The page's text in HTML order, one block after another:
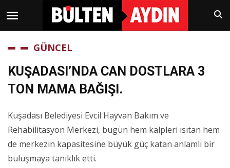
GÜNCEL
KUŞADASI’NDA CAN DOSTLARA 3
TON MAMA BAĞIŞI.
Kuşadası Belediyesi Evcil Hayvan Bakım ve
Rehabilitasyon Merkezi, bugün hem kalpleri ısıtan hem
de merkezin kapasitesine büyük güç katan anlamlı bir
buluşmaya tanıklık etti.